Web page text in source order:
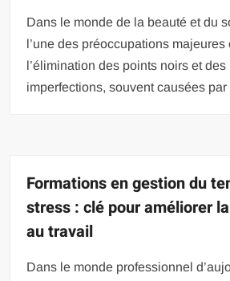
Dans le monde de la beauté et du
l’une des préoccupations majeures
l’élimination des points noirs et
imperfections, souvent causées par
Formations en gestion du
stress : clé pour améliorer
au travail
Dans le monde professionnel